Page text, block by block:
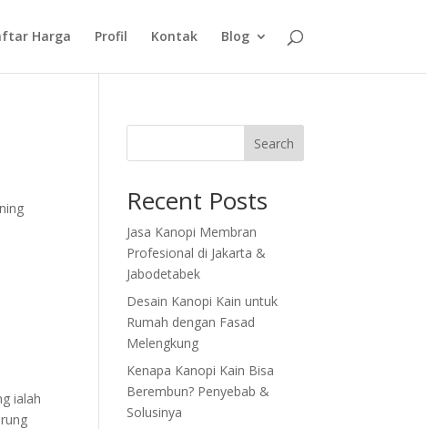
Harga Profil Kontak Blog
ialah
Search
Recent Posts
Jasa Kanopi Membran
Profesional di Jakarta &
Jabodetabek
Desain Kanopi Kain untuk
Rumah dengan Fasad
Melengkung
Kenapa Kanopi Kain Bisa
Berembun? Penyebab &
Solusinya